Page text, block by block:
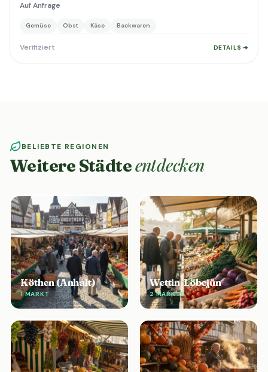
Auf Anfrage
Gemüse Obst Käse Backwaren
Verifiziert DETAILS ➔
BELIEBTE REGIONEN
Weitere Städteentdecken
Köthen (Anhalt)
1 MARKT
Wettin-Löbejün
2 MÄRKTE